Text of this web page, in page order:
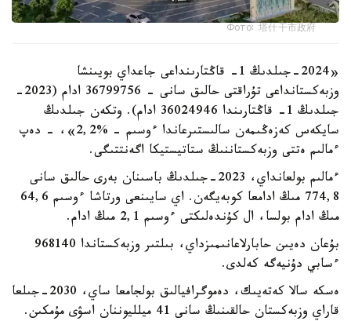
Фото: 塔什干市政府
«2024-جىلدىڭ 1- قاڭتارىنداعى جاعداي بويىنشا
وزبەكستانداعى تۇراقتى حالىق سانى - 36799756 ادام (2023-
جىلدىڭ 1- قاڭتارىندا 36024946 ادام). وتكەن جىلدىڭ
سايكەس كەزەڭىمەن سالىستىرعاندا ءوسىم - %2,2»، - دەپ
ءمالىم ەتتى وزبەكستاننىڭ ستاتيستيكا اگەنتتىگى.
ءمالىم بولعانداي، 2023-جىلدىڭ باسىنان بەرى حالىق سانى
774,8 مىڭ ادامعا كوبەيگەن. اي سايىنعى ورتاشا ءوسىم 64,6
مىڭ ادام بولسا، ال كۇندەلىكتى ءوسىم 2,1 مىڭ ادام.
بۇعان دەيىن حابارلاعانىمىزداي، بىلتىر وزبەكستاندا 968140
ءسابي دۇنيەگە كەلدى.
ەسكە سالا كەتەيىك، دەموگرافيالىق بولجامعا ساي، 2030-جىلعا
قاراي وزبەكستان حالقىنىڭ سانى 41 ميلليوننان اسۋى مۇمكىن.